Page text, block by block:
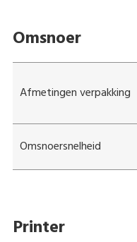
Omsnoer
Afmetingen verpakking
Omsnoersnelheid
Printer